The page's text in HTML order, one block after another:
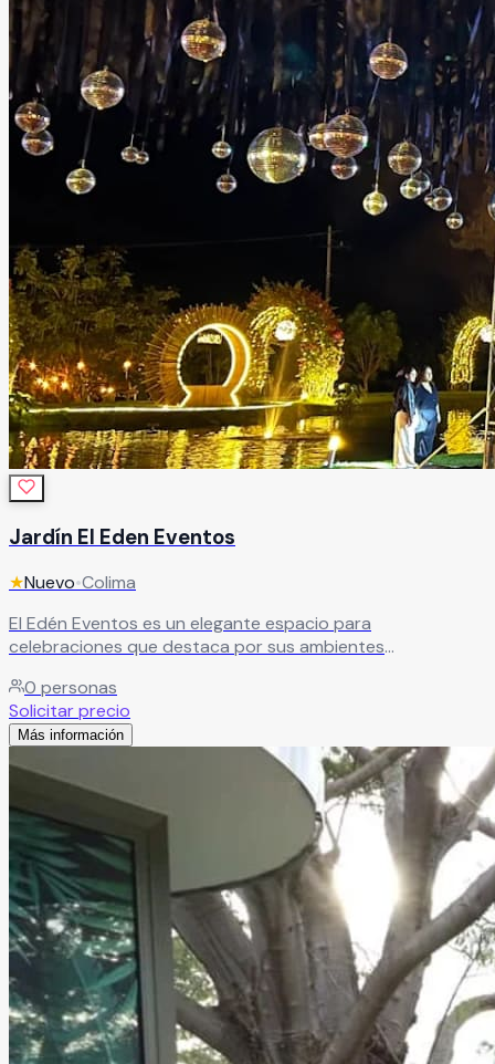
Jardín El Eden Eventos
★Nuevo•Colima
El Edén Eventos es un elegante espacio para
celebraciones que destaca por sus ambientes
tranquilidad de sus instalaciones. El recinto cuenta con
amplios espacios interiores y exteriores ideales para
bodas, XV años, aniversarios, graduaciones, eventos
corporativos y reuniones sociales, ofreciendo un entorno
sofisticado y cómodo para crear momentos inolvidables.
Leer más
0 personas
Solicitar precio
Más información